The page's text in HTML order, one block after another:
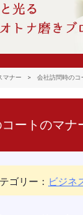
マナー > 会社訪問時のコ
ートのマナ
ゴリー： ビジネ